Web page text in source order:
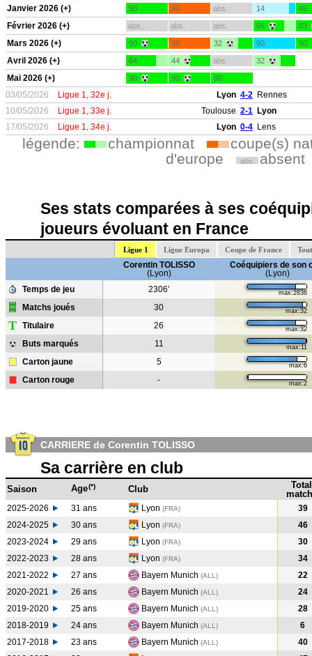
Janvier 2026 (+) 90 90 abs. 14 46
Février 2026 (+) abs. abs. abs. 66 83
Mars 2026 (+) 90 90 32 90 90
Avril 2026 (+) 64 44 abs. 32
Mai 2026 (+) 90 90 90
03/05/2026 Ligue 1, 32e j. Lyon 4-2 Rennes
10/05/2026
Ligue 1, 33e j. Toulouse 2-1 Lyon
17/05/2026
Ligue 1, 34e j. Lyon 0-4 Lens
légende: championnat
coupe(s)
d'europe
abs. absent
Ses stats comparées à ses
joueurs évoluant en France
Ligue 1 Ligue Europa Coupe de France
Corentin TOLISSO
(Lyon)
Coéquipiers de son
(Lyon)
Temps de jeu
2306' max:2836
Matchs joués 30 max:32
T Titulaire 26 max:32
Buts marqués 11 max:11
Carton jaune 5 max:6
Carton rouge - max:2
CARRIERE de Corentin TOLISSO
Sa carrière en club
Saison Age(*) Club
Total
2025-2026 31 ans Lyon (FRA)
39
2024-2025
30 ans Lyon (FRA)
46
2023-2024
29 ans Lyon (FRA)
30
2022-2023
28 ans Lyon (FRA)
34
2021-2022
27 ans Bayern Munich (ALL )
22
2020-2021
26 ans Bayern Munich (ALL )
24
2019-2020
25 ans Bayern Munich (ALL )
28
2018-2019
24 ans Bayern Munich (ALL )
6
2017-2018
23 ans Bayern Munich (ALL )
40